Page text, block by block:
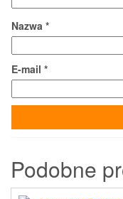
Nazwa *
E-mail *
Podobne